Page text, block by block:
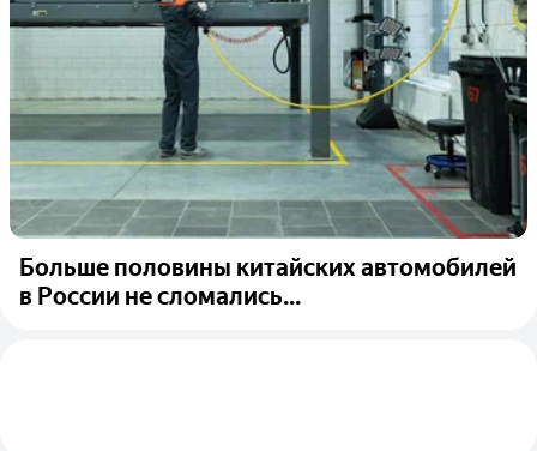
Больше половины китайских автомобилей
в России не сломались...